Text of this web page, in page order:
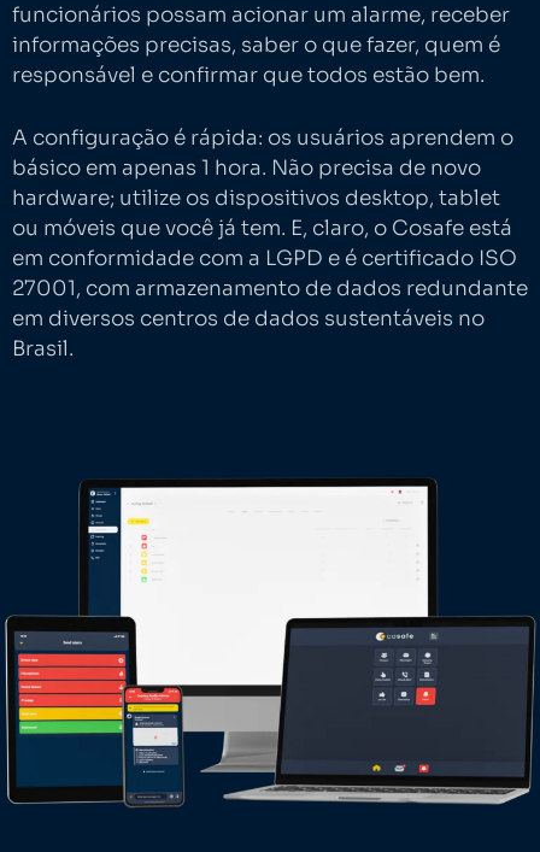
funcionários possam acionar um alarme, receber
informações precisas, saber o que fazer, quem é
responsável e confirmar que todos estão bem.
A configuração é rápida: os usuários aprendem o
básico em apenas 1 hora. Não precisa de novo
hardware; utilize os dispositivos desktop, tablet
ou móveis que você já tem. E, claro, o Cosafe está
em conformidade com a LGPD e é certificado ISO
27001, com armazenamento de dados redundante
em diversos centros de dados sustentáveis no
Brasil.